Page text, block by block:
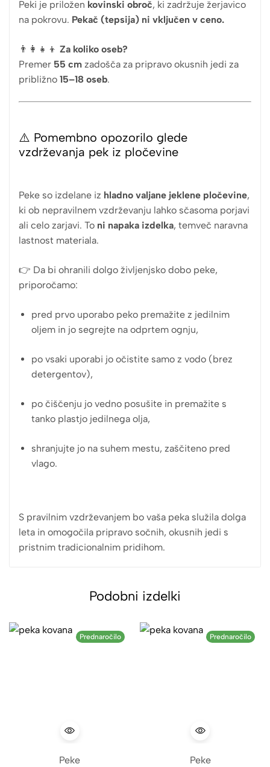
Peki je priložen kovinski obroč, ki zadržuje žerjavico
na pokrovu. Pekač (tepsija) ni vključen v ceno.
👨‍👩‍👧‍👦 Za koliko oseb?
Premer 55 cm zadošča za pripravo okusnih jedi za
približno 15–18 oseb.
⚠️ Pomembno opozorilo glede
vzdrževanja pek iz pločevine
Peke so izdelane iz hladno valjane jeklene pločevine,
ki ob nepravilnem vzdrževanju lahko sčasoma porjavi
ali celo zarjavi. To ni napaka izdelka, temveč naravna
lastnost materiala.
👉 Da bi ohranili dolgo življenjsko dobo peke,
priporočamo:
pred prvo uporabo peko premažite z jedilnim
oljem in jo segrejte na odprtem ognju,
po vsaki uporabi jo očistite samo z vodo (brez
detergentov),
po čiščenju jo vedno posušite in premažite s
tanko plastjo jedilnega olja,
shranjujte jo na suhem mestu, zaščiteno pred
vlago.
S pravilnim vzdrževanjem bo vaša peka služila dolga
leta in omogočila pripravo sočnih, okusnih jedi s
pristnim tradicionalnim pridihom.
Podobni izdelki
Prednaročilo
Peke
Prednaročilo
Peke